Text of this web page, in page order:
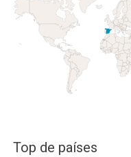
Top de países